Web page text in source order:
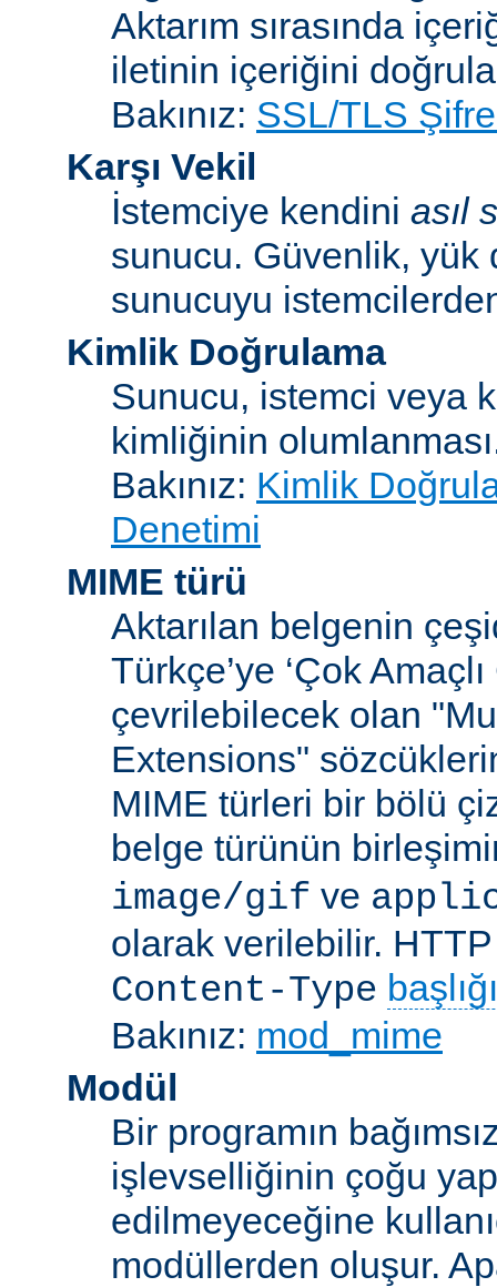
Aktarım sırasında
iletinin içeriğini
Bakınız: SSL/TLS
Karşı Vekil
İstemciye kendini asıl
sunucu. Güvenlik, yük
sunucuyu
Kimlik Doğrulama
Sunucu, istemci veya
kimliğinin
Bakınız: Kimlik
Denetimi
MIME türü
Aktarılan belgenin
Türkçe’ye ‘Çok
çevrilebilecek olan
Extensions"
MIME türleri bir bölü
belge türünün
image/gif ve
olarak verilebilir.
Content-Type
Bakınız: mod_mime
Modül
Bir programın
işlevselliğinin çoğu
edilmeyeceğine
modüllerden oluşur.